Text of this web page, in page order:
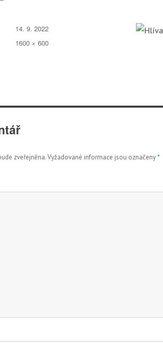
Publikováno:
14. 9. 2022
Původní
1600 × 600
zveřejněna.Vyžadované informace jsou označeny*